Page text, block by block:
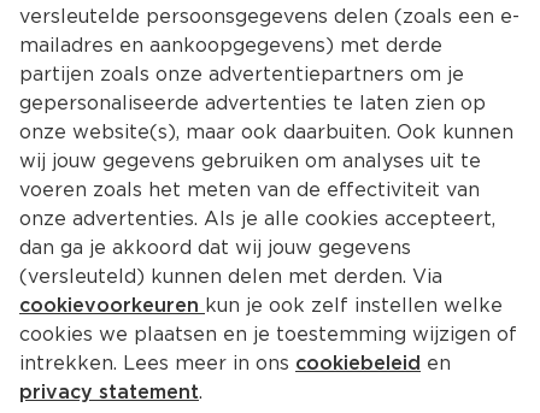
versleutelde persoonsgegevens delen (zoals een e-
mailadres en aankoopgegevens) met derde
partijen zoals onze advertentiepartners om je
gepersonaliseerde advertenties te laten zien op
onze website(s), maar ook daarbuiten. Ook kunnen
wij jouw gegevens gebruiken om analyses uit te
voeren zoals het meten van de effectiviteit van
onze advertenties. Als je alle cookies accepteert,
dan ga je akkoord dat wij jouw gegevens
(versleuteld) kunnen delen met derden. Via
cookievoorkeuren kun je ook zelf instellen welke
cookies we plaatsen en je toestemming wijzigen of
intrekken. Lees meer in ons cookiebeleid en
privacy statement.